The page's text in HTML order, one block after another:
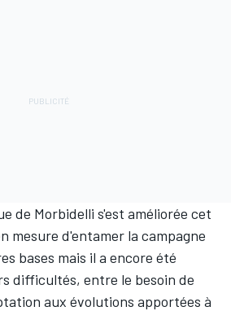
de Morbidelli s'est améliorée cet
mesure d'entamer la campagne
bases mais il a encore été
difficultés, entre le besoin de
aux évolutions apportées à